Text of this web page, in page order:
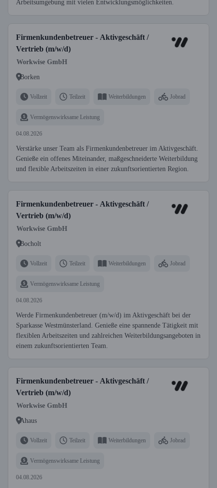
Arbeitsumgebung mit vielen Entwicklungsmöglichkeiten.
Firmenkundenbetreuer - Aktivgeschäft /
Vertrieb (m/w/d)
Workwise GmbH
Borken
Vollzeit Teilzeit Weiterbildungen Jobrad
Vermögenswirksame Leistung
04.08.2026
Verstärke unser Team als Firmenkundenbetreuer im Aktivgeschäft.
Genieße ein offenes Miteinander, maßgeschneiderte Weiterbildung
und flexible Arbeitszeiten in einer zukunftsorientierten Region.
Firmenkundenbetreuer - Aktivgeschäft /
Vertrieb (m/w/d)
Workwise GmbH
Bocholt
Vollzeit Teilzeit Weiterbildungen Jobrad
Vermögenswirksame Leistung
04.08.2026
Werde Firmenkundenbetreuer (m/w/d) im Aktivgeschäft bei der
Sparkasse Westmünsterland. Genieße eine spannende Tätigkeit mit
flexiblen Arbeitszeiten und zahlreichen Weiterbildungsangeboten in
einem zukunftsorientierten Team.
Firmenkundenbetreuer - Aktivgeschäft /
Vertrieb (m/w/d)
Workwise GmbH
Ahaus
Vollzeit Teilzeit Weiterbildungen Jobrad
Vermögenswirksame Leistung
04.08.2026